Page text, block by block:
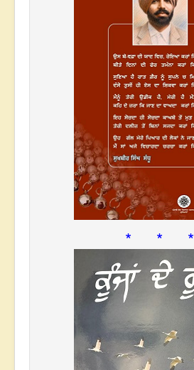
* * *